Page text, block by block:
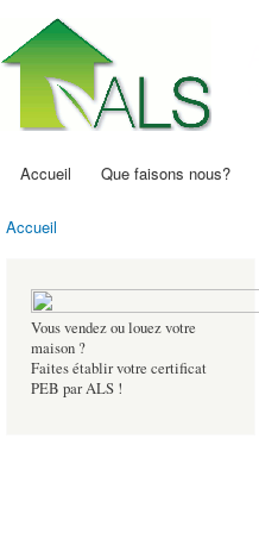
Menu principal
Accueil Que faisons nous?
Accueil
Vous vendez ou louez votre
maison ?
Faites établir votre certificat
PEB par ALS !